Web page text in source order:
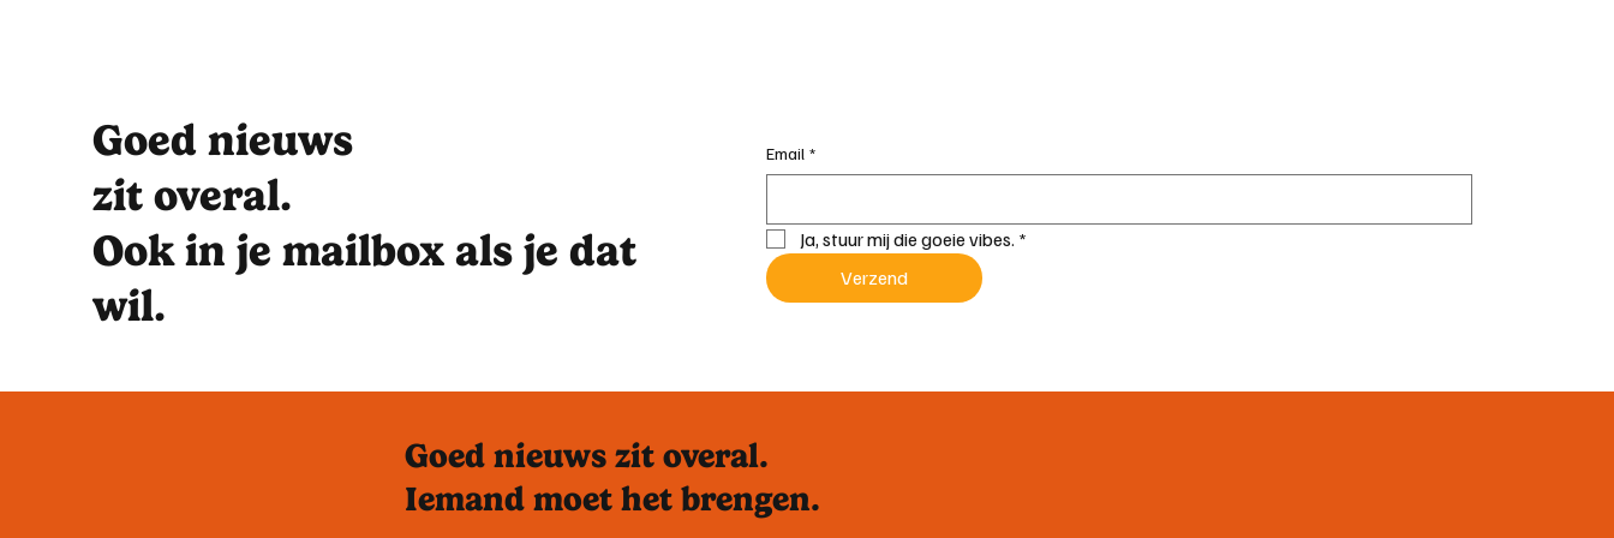
Goed nieuws
zit overal.
Ook in je mailbox als je dat
wil.
Email *
Ja, stuur mij die goeie vibes. *
Verzend
Goed nieuws zit overal.
Iemand moet het brengen.